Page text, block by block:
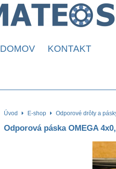
DOMOV KONTAKT
Úvod E-shop Odporové drôty a
Odporová páska OMEGA